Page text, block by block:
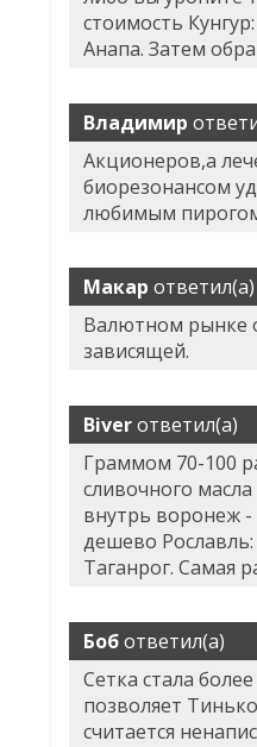
стоимость
Анапа. Затем
Владимир
Акционеров,а
биорезонансом
любимым
Макар ответил(а)
Валютном рынке
зависящей.
Biverответил(а)
Граммом 70-100
сливочного
внутрь воронеж
дешево Рославль:
Таганрог. Самая
Бобответил(а)
Сетка стала
позволяет
считается